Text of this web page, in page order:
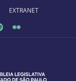
EXTRANET